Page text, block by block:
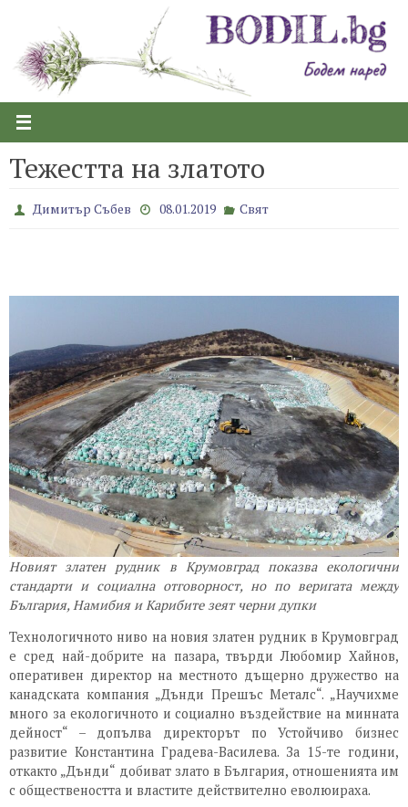
content
Тежестта на златото
Димитър Събев 08.01.2019 Свят
Новият златен рудник в Крумовград показва екологични
стандарти и социална отговорност, но по веригата между
България, Намибия и Карибите зеят черни дупки
Технологичното ниво на новия златен рудник в Крумовград
е сред най-добрите на пазара, твърди Любомир Хайнов,
оперативен директор на местното дъщерно дружество на
канадската компания „Дънди Прешъс Металс“. „Научихме
много за екологичното и социално въздействие на минната
дейност“ – допълва директорът по Устойчиво бизнес
развитие Константина Градева-Василева. За 15-те години,
откакто „Дънди“ добиват злато в България, отношенията им
с обществеността и властите действително еволюираха.